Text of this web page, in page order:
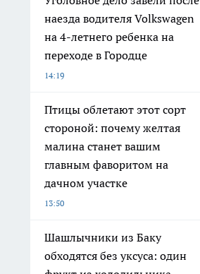
наезда водителя Volkswagen
на 4-летнего ребенка на
переходе в Городце
14:19
Птицы облетают этот сорт
стороной: почему желтая
малина станет вашим
главным фаворитом на
дачном участке
13:50
Шашлычники из Баку
обходятся без уксуса: один